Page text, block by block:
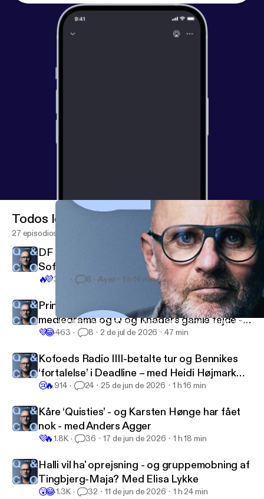
Hed debat om Temptation Island og Steinmetz’ Trump-
Q&CO
Todos los episodios
27 episodios
DF i duel med TV 2, anonym 'baron' i B.T. og
Sofie Rud-gate – med Anna Libak
🔥💜325 8 Ayer 1 h 14 min
Prins Nikolais royale reality, hedebølgens
mediedrama og Q og Khaders gamle fejde -
med Naser Khader
💜😂463 8 2 de jul de 2026 47 min
Kofoeds Radio IIII-betalte tur og Bennikes
‘fortalelse’ i Deadline – med Heidi Højmark
Helveg
😢🔥 914 24 25 de jun de 2026 1 h 16 min
Kåre ‘Quisties’ - og Karsten Hønge har fået
nok - med Anders Agger
💜🔥1.8K 36 17 de jun de 2026 1 h 18 min
Halli vil ha' oprejsning - og gruppemobning af
Tingbjerg-Maja? Med Elisa Lykke
😲😂1.3K 32 11 de jun de 2026 1 h 24 min